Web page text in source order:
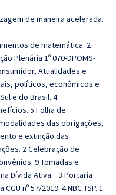
de maneira acelerada.
de matemática. 2
Plenária 1º 070-DPOMS-
Atualidades e
políticos, econômicos e
e do Brasil. 4
5 Folha de
das obrigações,
e extinção das
2 Celebração de
9 Tomadas e
Dívida Ativa. 3 Portaria
nº 57/2019. 4 NBC TSP. 1